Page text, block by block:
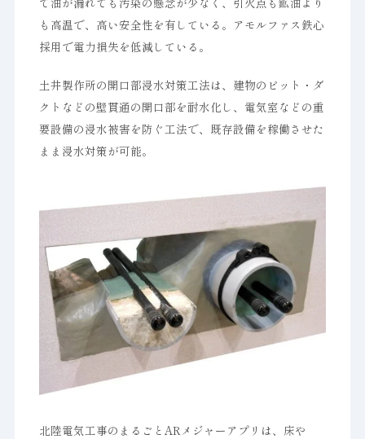
も高温で、高い安全性を有している。アモルファス鉄心
採用で電力損失を低減している。
土井製作所の開口部浸水対策工法は、建物のピット・ダ
クトなどの壁貫通の開口部を耐水化し、電気室などの重
要設備の浸水被害を防ぐ工法で、既存設備を稼働させた
まま浸水対策が可能。
北陸電気工事のまるごとARメジャーアプリは、床や